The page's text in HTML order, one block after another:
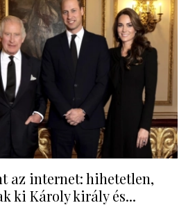
az internet: hihetetlen,
ki Károly király és...